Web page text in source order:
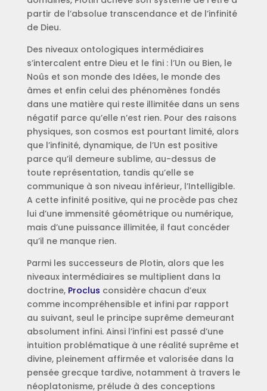
partir de l’absolue transcendance et de l’infinité
de Dieu.
Des niveaux ontologiques intermédiaires
s’intercalent entre Dieu et le fini : l’Un ou Bien, le
Noûs et son monde des Idées, le monde des
âmes et enfin celui des phénomènes fondés
dans une matière qui reste illimitée dans un sens
négatif parce qu’elle n’est rien. Pour des raisons
physiques, son cosmos est pourtant limité, alors
que l’infinité, dynamique, de l’Un est positive
parce qu’il demeure sublime, au-dessus de
toute représentation, tandis qu’elle se
communique à son niveau inférieur, l’Intelligible.
A cette infinité positive, qui ne procède pas chez
lui d’une immensité géométrique ou numérique,
mais d’une puissance illimitée, il faut concéder
qu’il ne manque rien.
Parmi les successeurs de Plotin, alors que les
niveaux intermédiaires se multiplient dans la
doctrine, Proclus considère chacun d’eux
comme incompréhensible et infini par rapport
au suivant, seul le principe suprême demeurant
absolument infini. Ainsi l’infini est passé d’une
intuition problématique à une réalité suprême et
divine, pleinement affirmée et valorisée dans la
pensée grecque tardive, notamment à travers le
néoplatonisme, prélude à des conceptions